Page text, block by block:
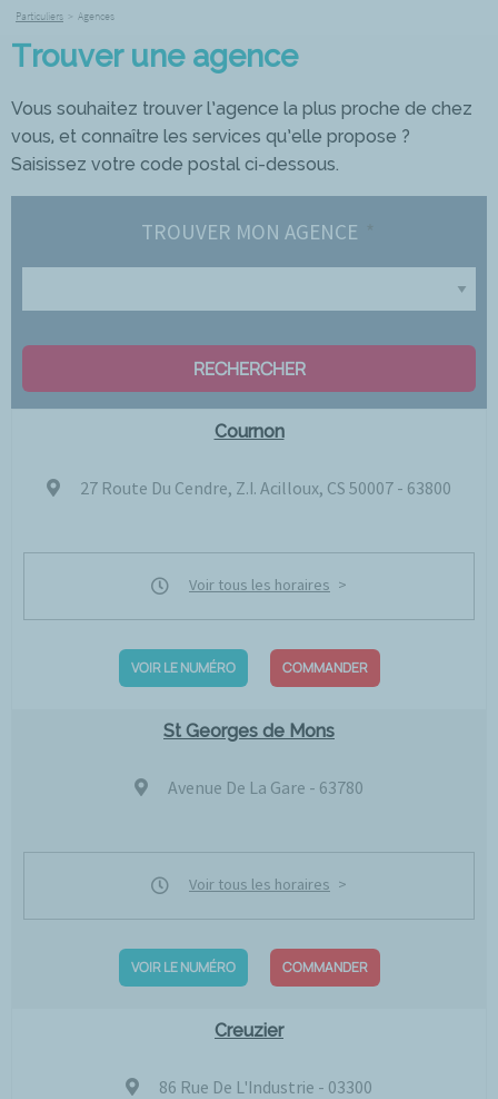
Particuliers > Agences
Trouver une agence
Vous souhaitez trouver l’agence la plus proche de chez
vous, et connaître les services qu’elle propose ?
Saisissez votre code postal ci-dessous.
TROUVER MON AGENCE
RECHERCHER
Cournon
27 Route Du Cendre, Z.I. Acilloux, CS 50007 - 63800
Voir tous les horaires
VOIR LE NUMÉRO COMMANDER
St Georges de Mons
Avenue De La Gare - 63780
Voir tous les horaires
VOIR LE NUMÉRO COMMANDER
Creuzier
86 Rue De L'Industrie - 03300